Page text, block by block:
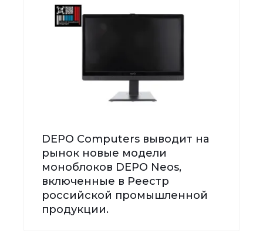
DEPO Computers выводит на
рынок новые модели
моноблоков DEPO Neos,
включенные в Реестр
российской промышленной
продукции.